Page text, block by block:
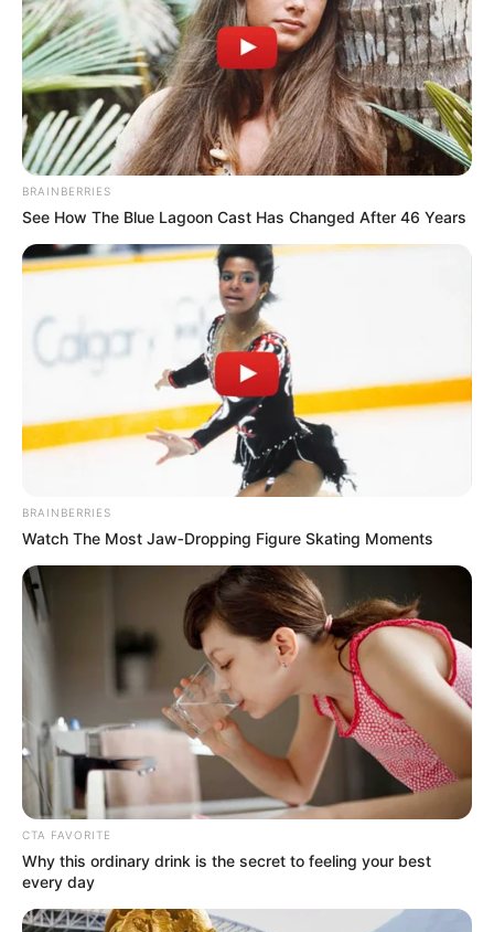
BRAINBERRIES
See How The Blue Lagoon Cast Has Changed After 46 Years
BRAINBERRIES
Watch The Most Jaw‑Dropping Figure Skating Moments
CTA FAVORITE
Why this ordinary drink is the secret to feeling your best
every day